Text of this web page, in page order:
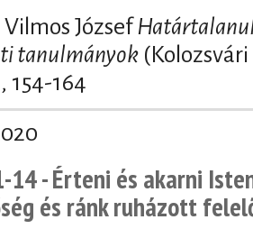
József
tanulmányok
154-164
14 - Érteni és akarni
és ránk ruházott